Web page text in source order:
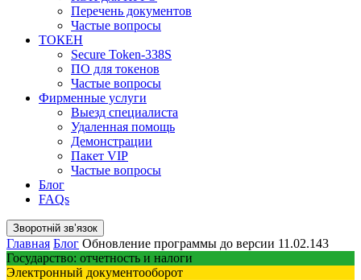
Перечень документов
Частые вопросы
ТОКЕН
Secure Token-338S
ПО для токенов
Частые вопросы
Фирменные услуги
Выезд специалиста
Удаленная помощь
Демонстрации
Пакет VIP
Частые вопросы
Блог
FAQs
Зворотній звʼязок
Главная Блог Обновление программы до версии 11.02.143
Государство: отчетность и налоги
Электронный документооборот